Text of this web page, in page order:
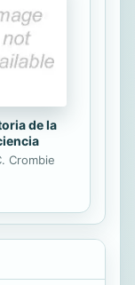
de la
Crombie